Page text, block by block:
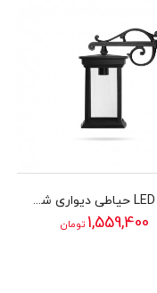
چراغ LED حیاطی دیواری شب تاب مدل روناک با شاخه سارینا سرازیر
1,559,400 تومان